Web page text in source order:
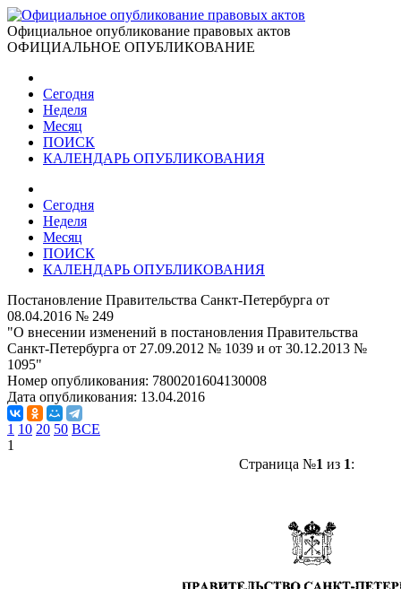
Официальное опубликование правовых актов
ОФИЦИАЛЬНОЕ ОПУБЛИКОВАНИЕ
Сегодня
Неделя
Месяц
ПОИСК
КАЛЕНДАРЬ ОПУБЛИКОВАНИЯ
Сегодня
Неделя
Месяц
ПОИСК
КАЛЕНДАРЬ ОПУБЛИКОВАНИЯ
Постановление Правительства Санкт-Петербурга от
08.04.2016 № 249
"О внесении изменений в постановления Правительства
Санкт-Петербурга от 27.09.2012 № 1039 и от 30.12.2013 №
1095"
Номер опубликования: 7800201604130008
Дата опубликования: 13.04.2016
1 10 20 50 ВСЕ
1
Страница №1 из 1: